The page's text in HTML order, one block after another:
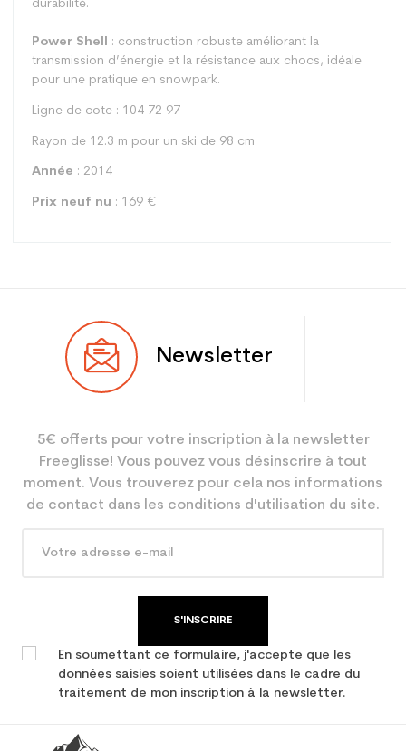
durabilité.
Power Shell : construction robuste améliorant la
transmission d’énergie et la résistance aux chocs, idéale
pour une pratique en snowpark.
Ligne de cote : 104 72 97
Rayon de 12.3 m pour un ski de 98 cm
Année : 2014
Prix neuf nu : 169 €
Utilisateur Junior
Coloris Noir
En achetant d'occasion :
Economie CO² (en kg)
2.1
Newsletter
5€ offerts pour votre inscription à la newsletter
Freeglisse! Vous pouvez vous désinscrire à tout
moment. Vous trouverez pour cela nos informations
de contact dans les conditions d'utilisation du site.
S'INSCRIRE
En soumettant ce formulaire, j'accepte que les
données saisies soient utilisées dans le cadre du
traitement de mon inscription à la newsletter.